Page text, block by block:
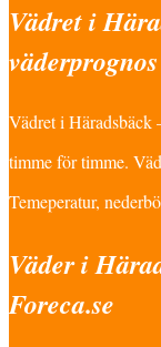
Vädret i
väderprognos
Vädret i Häradsbäck
timme för timme.
Temeperatur,
Väder i
Foreca.se